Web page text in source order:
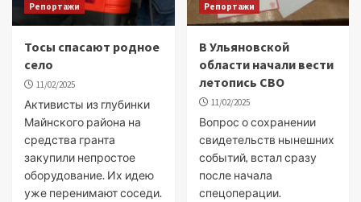
Репортажи
Тосы спасают родное
село
11/02/2025
Активисты из глубинки
Майнского района на
средства гранта
закупили непростое
оборудование. Их идею
уже перенимают соседи.
Репортажи
В Ульяновской
области начали вести
летопись СВО
11/02/2025
Вопрос о сохранении
свидетельств нынешних
событий, встал сразу
после начала
спецоперации.